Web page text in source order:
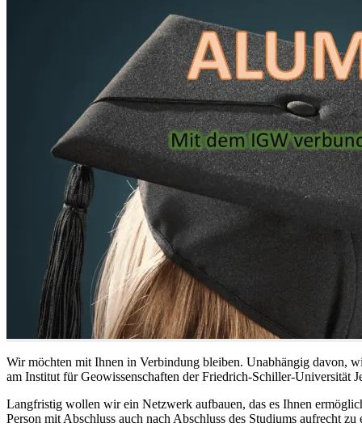
Wir möchten mit Ihnen in Verbindung bleiben. Unabhängig davon,
am Institut für Geowissenschaften der Friedrich-Schiller-Universität
Langfristig wollen wir ein Netzwerk aufbauen, das es Ihnen
Person mit Abschluss auch nach Abschluss des Studiums aufrecht